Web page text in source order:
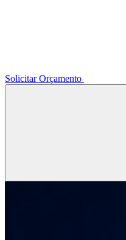
Solicitar Orçamento